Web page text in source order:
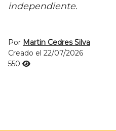
independiente.
Por Martin Cedres Silva
Creado el 22/07/2026
550